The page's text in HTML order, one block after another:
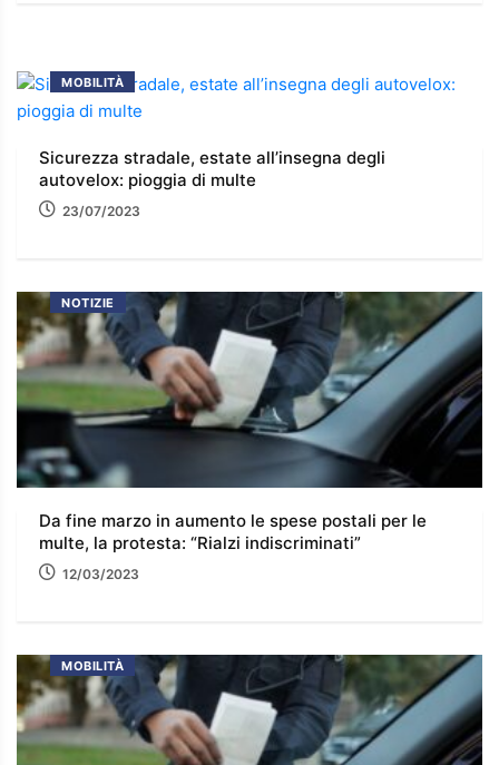
MOBILITÀ
Sicurezza stradale, estate all’insegna degli
autovelox: pioggia di multe
23/07/2023
NOTIZIE
Da fine marzo in aumento le spese postali per le
multe, la protesta: “Rialzi indiscriminati”
12/03/2023
MOBILITÀ